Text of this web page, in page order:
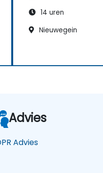
14 uren
Nieuwegein
Advies
Advies